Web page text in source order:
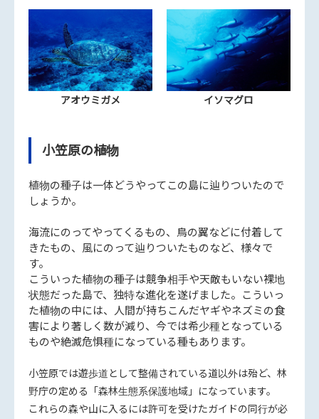
アオウミガメ イソマグロ
小笠原の植物
植物の種子は一体どうやってこの島に辿りついたので
しょうか。
海流にのってやってくるもの、鳥の翼などに付着して
きたもの、風にのって辿りついたものなど、様々で
す。
こういった植物の種子は競争相手や天敵もいない裸地
状態だった島で、独特な進化を遂げました。こういっ
た植物の中には、人間が持ちこんだヤギやネズミの食
害により著しく数が減り、今では希少種となっている
ものや絶滅危惧種になっている種もあります。
小笠原では遊歩道として整備されている道以外は殆ど、林
野庁の定める「森林生態系保護地域」になっています。
これらの森や山に入るには許可を受けたガイドの同行が必